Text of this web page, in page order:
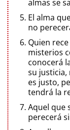
almas se
El alma
no
Quien
misterios
conocerá
su
es justo,
tendrá la
Aquel que
perecerá